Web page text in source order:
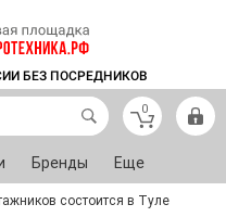
БЕЗ ПОСРЕДНИКОВ
0
Бренды Еще
состоится в Туле